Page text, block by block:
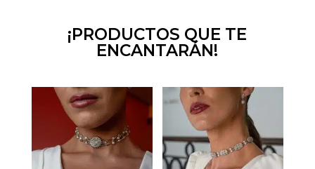
¡PRODUCTOS QUE TE
ENCANTARÁN!